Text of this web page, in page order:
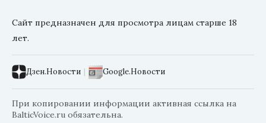
Сайт предназначен для просмотра лицам старше 18
лет.
Дзен.Новости | Google.Новости
При копировании информации активная ссылка на
BalticVoice.ru обязательна.